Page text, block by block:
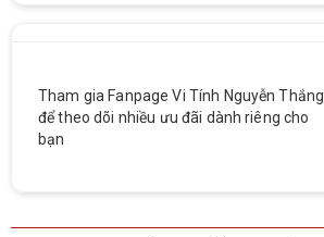
Tham gia Fanpage Vi Tính Nguyễn Thắng
để theo dõi nhiều ưu đãi dành riêng cho
bạn